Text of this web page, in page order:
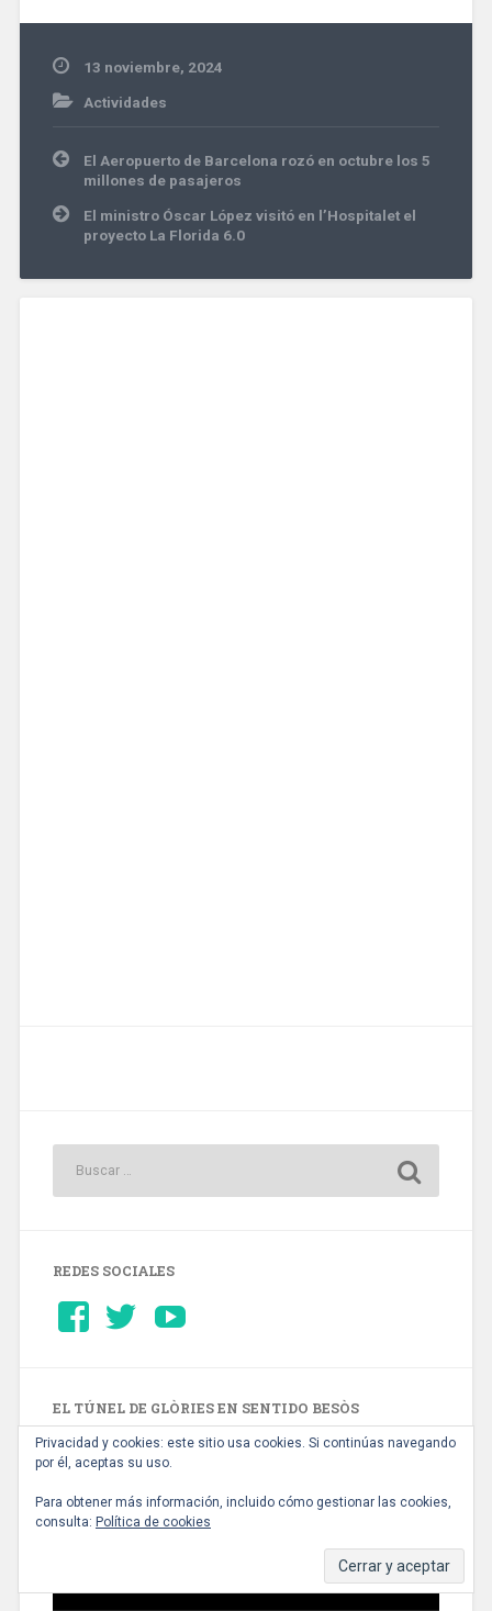
13 noviembre, 2024
Actividades
Navegación
entradas
El Aeropuerto de Barcelona rozó en octubre los 5
millones de pasajeros
El ministro Óscar López visitó en l’Hospitalet el
proyecto La Florida 6.0
REDES SOCIALES
Ver
perfil
Ver
perfil
EL TÚNEL DE GLÒRIES EN SENTIDO BESÒS
Reproductor
de
Privacidad y cookies: este sitio usa cookies. Si continúas navegando
por él, aceptas su uso.
Para obtener más información, incluido cómo gestionar las cookies,
consulta: Política de cookies